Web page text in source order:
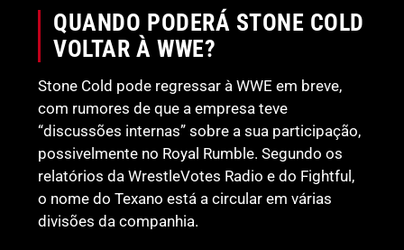
QUANDO PODERÁ STONE COLD
VOLTAR À WWE?
Stone Cold pode regressar à WWE em breve,
com rumores de que a empresa teve
“discussões internas” sobre a sua participação,
possivelmente no Royal Rumble. Segundo os
relatórios da WrestleVotes Radio e do Fightful,
o nome do Texano está a circular em várias
divisões da companhia.